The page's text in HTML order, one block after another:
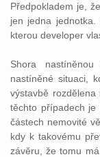
Předpokladem je,
jen jedna
kterou developer
Shora
nastíněné situaci,
výstavbě
těchto případech je
částech nemovité
kdy k takovému
závěru, že tomu